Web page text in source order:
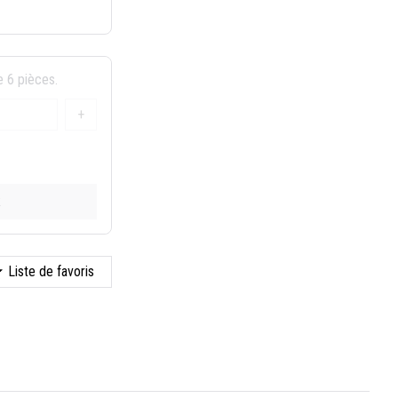
6 pièces.
+
Liste de favoris